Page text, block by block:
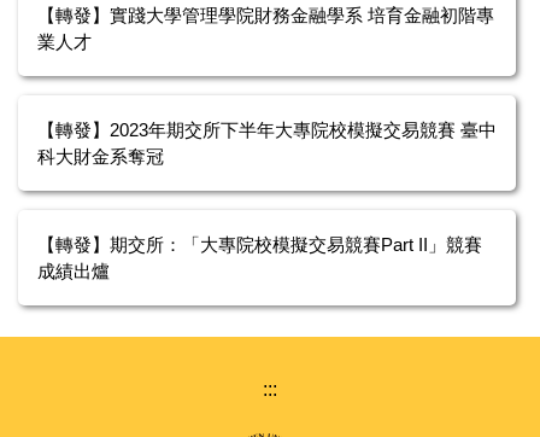
【轉發】實踐大學管理學院財務金融學系 培育金融初階專
業人才
【轉發】2023年期交所下半年大專院校模擬交易競賽 臺中
科大財金系奪冠
【轉發】期交所：「大專院校模擬交易競賽Part II」競賽
成績出爐
:::